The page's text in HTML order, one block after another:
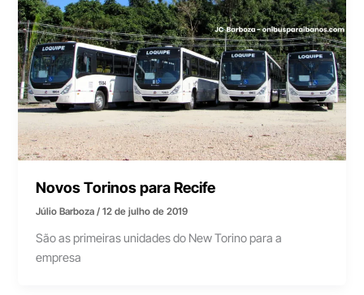
Novos Torinos para Recife
Júlio Barboza/12 de julho de 2019
São as primeiras unidades do New Torino para a
empresa